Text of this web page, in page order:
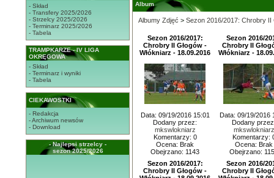
- Skład
- Transfery 2025/2026
- Strzelcy 2025/2026
- Terminarz 2025/2026
- Tabela
TRAMPKARZE - IV LIGA
OKRĘGOWA
- Skład
- Terminarz i wyniki
- Tabela
CIEKAWOSTKI
- Redakcja
- Archiwum newsów
- Download
- Najlepsi strzelcy -
sezon 2025/2026
Album
Albumy Zdjęć > Sezon 2016/2017: Chrobry II
Sezon 2016/2017:
Chrobry II Głogów -
Włókniarz - 18.09.2016
Data: 09/19/2016 15:01
Dodany przez:
mkswlokniarz
Komentarzy: 0
Ocena: Brak
Obejrzano: 1143
Sezon 2016/
Chrobry II
Włókniarz -
Data: 09/19/2016
Dodany
mkswlokniarz
Komentarzy:
Ocena: Brak
Obejrzano:
Sezon 2016/2017:
Chrobry II Głogów -
Sezon 2016/
Chrobry II